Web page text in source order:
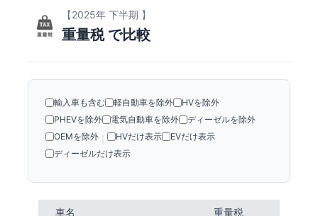
【2025年 下半期 】
重量税 で比較
輸入車も含む 軽自動車を除外
HVを除外
PHEVを除外
電気自動車を除外
ディーゼルを除外
OEMを除外
HVだけ表示
EVだけ表示
ディーゼルだけ表示
車名 重量税